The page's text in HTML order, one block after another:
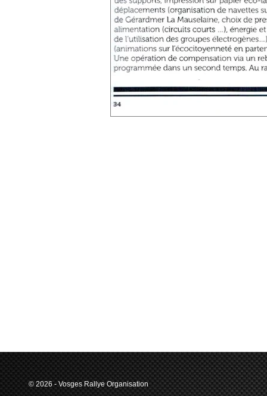
© 2026 - Vosges Rallye Organisation